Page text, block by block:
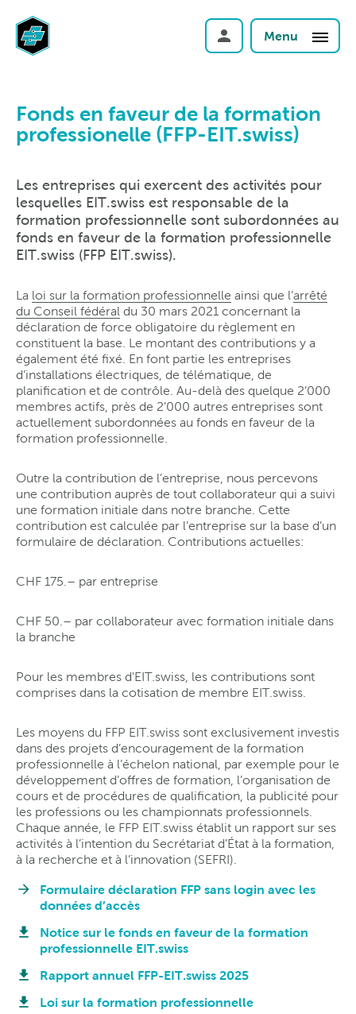
Menu
Fonds en faveur de la formation
professionelle (FFP-EIT.swiss)
Les entreprises qui exercent des activités pour
lesquelles EIT.swiss est responsable de la
formation professionnelle sont subordonnées au
fonds en faveur de la formation professionnelle
EIT.swiss (FFP EIT.swiss).
La loi sur la formation professionnelle ainsi que l’arrêté
du Conseil fédéral du 30 mars 2021 concernant la
déclaration de force obligatoire du règlement en
constituent la base. Le montant des contributions y a
également été fixé. En font partie les entreprises
d’installations électriques, de télématique, de
planification et de contrôle. Au-delà des quelque 2’000
membres actifs, près de 2’000 autres entreprises sont
actuellement subordonnées au fonds en faveur de la
formation professionnelle.
Outre la contribution de l’entreprise, nous percevons
une contribution auprès de tout collaborateur qui a suivi
une formation initiale dans notre branche. Cette
contribution est calculée par l’entreprise sur la base d’un
formulaire de déclaration. Contributions actuelles:
CHF 175.– par entreprise
CHF 50.– par collaborateur avec formation initiale dans
la branche
Pour les membres d'EIT.swiss, les contributions sont
comprises dans la cotisation de membre EIT.swiss.
Les moyens du FFP EIT.swiss sont exclusivement investis
dans des projets d’encouragement de la formation
professionnelle à l’échelon national, par exemple pour le
développement d’offres de formation, l’organisation de
cours et de procédures de qualification, la publicité pour
les professions ou les championnats professionnels.
Chaque année, le FFP EIT.swiss établit un rapport sur ses
activités à l’intention du Secrétariat d’État à la formation,
à la recherche et à l’innovation (SEFRI).
Formulaire déclaration FFP sans login avec les
données d’accès
Notice sur le fonds en faveur de la formation
professionnelle EIT.swiss
Rapport annuel FFP-EIT.swiss 2025
Loi sur la formation professionnelle